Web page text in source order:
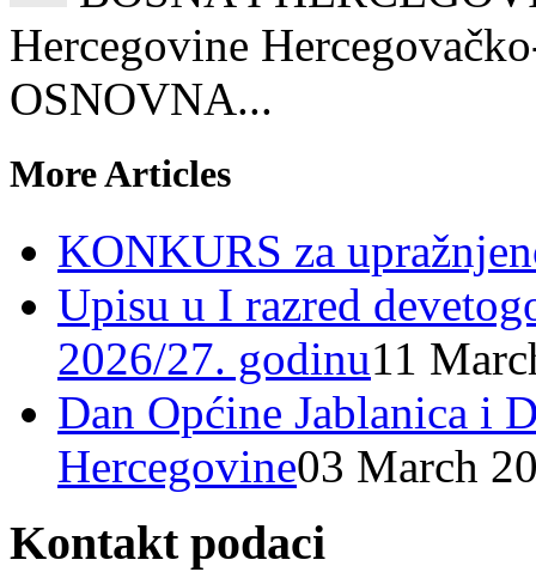
Hercegovine
OSNOVNA...
More Articles
KONKURS za
Upisu u I razred
2026/27. godinu11
Dan Općine Jablanica i
Hercegovine03 March
Kontakt podaci